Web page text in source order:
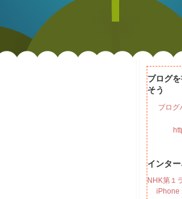
ブログ
そう
ブログ
インタ
NHK第１
iPhone